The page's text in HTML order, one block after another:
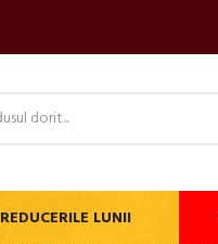
REDUCERILE LUNII